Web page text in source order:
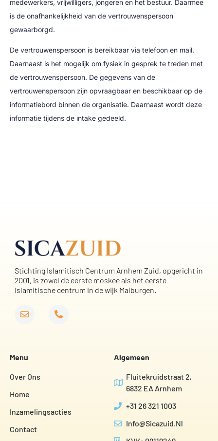
medewerkers, vrijwilligers, jongeren en het bestuur. Daarmee
is de onafhankelijkheid van de vertrouwenspersoon
gewaarborgd.
De vertrouwenspersoon is bereikbaar via telefoon en mail.
Daarnaast is het mogelijk om fysiek in gesprek te treden met
de vertrouwenspersoon. De gegevens van de
vertrouwenspersoon zijn opvraagbaar en beschikbaar op de
informatiebord binnen de organisatie. Daarnaast wordt deze
informatie tijdens de intake gedeeld.
Stichting Islamitisch Centrum Arnhem Zuid, opgericht in
2001, is zowel de eerste moskee als het eerste
Islamitische centrum in de wijk Malburgen.
Menu
Over Ons
Home
Inzamelingsacties
Contact
Algemeen
Fluitekruidstraat 2,
6832 EA Arnhem
+31 26 321 1003
Info@sicazuid.nl